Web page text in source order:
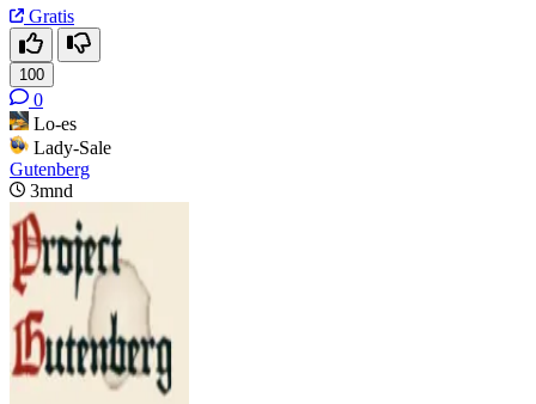
Gratis
100
0
Lo-es
Lady-Sale
Gutenberg
3mnd